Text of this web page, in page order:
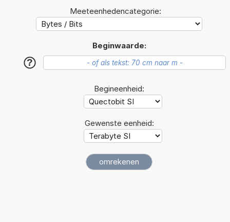
Meeteenhedencategorie:
Beginwaarde:
?
Begineenheid:
Gewenste eenheid: